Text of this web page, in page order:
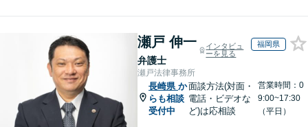
瀬戸 伸一
弁護士
インタビュ
ーを見る
福岡県
瀬戸法律事務所
長崎県 か
らも相談
受付中
面談方法(対面・
電話・ビデオな
ど)は応相談
営業時間：0
9:00~17:30
（平日）